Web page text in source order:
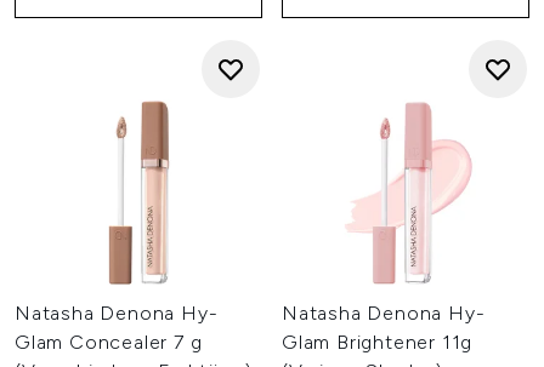
Natasha Denona Hy-
Glam Concealer 7 g
Natasha Denona Hy-
Glam Brightener 11g